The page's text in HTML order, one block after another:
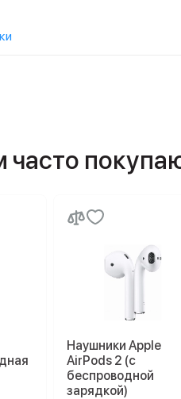
часто
Наушники Apple
AirPods 2 (с
беспроводной
зарядкой)